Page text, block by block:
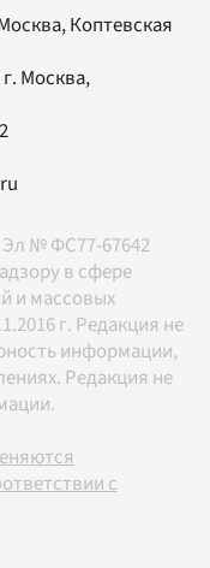
Коптевская
Москва,
№ ФС77-67642
в сфере
и массовых
г. Редакция не
информации,
Редакция не
с